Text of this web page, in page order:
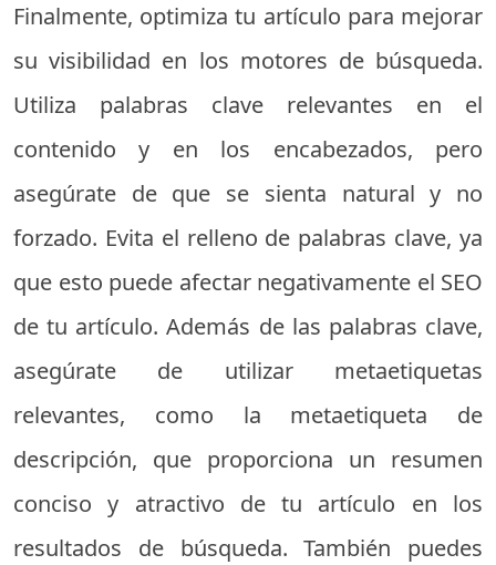
Finalmente, optimiza tu artículo para mejorar
su visibilidad en los motores de búsqueda.
Utiliza palabras clave relevantes en el
contenido y en los encabezados, pero
asegúrate de que se sienta natural y no
forzado. Evita el relleno de palabras clave, ya
que esto puede afectar negativamente el SEO
de tu artículo. Además de las palabras clave,
asegúrate de utilizar metaetiquetas
relevantes, como la metaetiqueta de
descripción, que proporciona un resumen
conciso y atractivo de tu artículo en los
resultados de búsqueda. También puedes